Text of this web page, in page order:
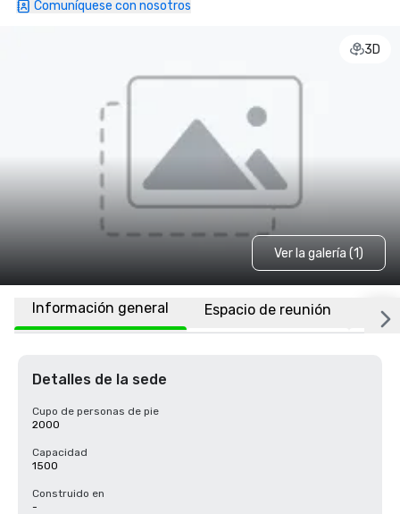
Comuníquese con nosotros
3D
Ver la galería (1)
Información general Espacio de reunión
Detalles de la sede
Cupo de personas de pie
2000
Capacidad
1500
Construido en
-